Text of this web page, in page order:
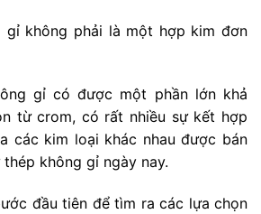
gỉ không phải là một hợp kim đơn
gỉ có được một phần lớn khả
từ crom, có rất nhiều sự kết hợp
các kim loại khác nhau được bán
không gỉ ngày nay.
đầu tiên để tìm ra các lựa chọn